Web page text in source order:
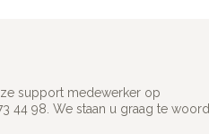
support medewerker op
44 98. We staan u graag te woord